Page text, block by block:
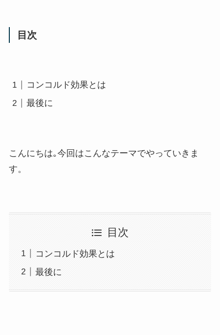
目次
コンコルド効果とは
最後に
こんにちは｡今回はこんなテーマでやっていきま
す。
目次
コンコルド効果とは
最後に